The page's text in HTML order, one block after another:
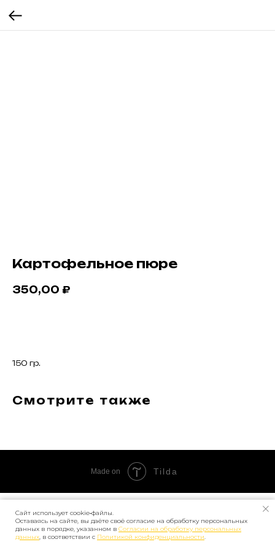
Картофельное пюре
350,00 ₽
150 гр.
Смотрите также
Сайт использует cookie‑файлы.
Оставаясь на сайте, вы даёте своё согласие на обработку персональных
данных в порядке, указанном в Согласии на обработку персональных
данных, в соответствии с Политикой конфиденциальности.
Made on Tilda